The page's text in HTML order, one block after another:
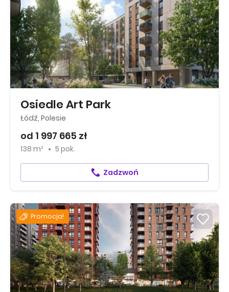
Osiedle Art Park
Łódź, Polesie
od 1 997 665 zł
138 m² 5 pok.
Zadzwoń
Promocja!